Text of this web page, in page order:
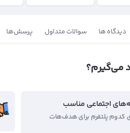
دیدگاه ها سوالات متداول پرسش‌ها
می‌گیرم؟
اجتماعی مناسب
کدوم پلتفرم برای هدف‌هات